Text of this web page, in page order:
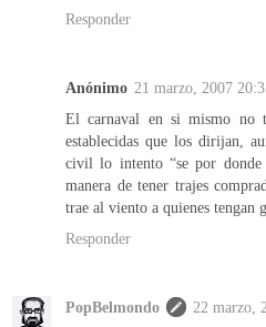
Responder
Anónimo 21 marzo, 2007
El carnaval en si mismo no
establecidas que los dirijan,
civil lo intento “se por
manera de tener trajes
trae al viento a quienes tengan
Responder
PopBelmondo
22 marzo,